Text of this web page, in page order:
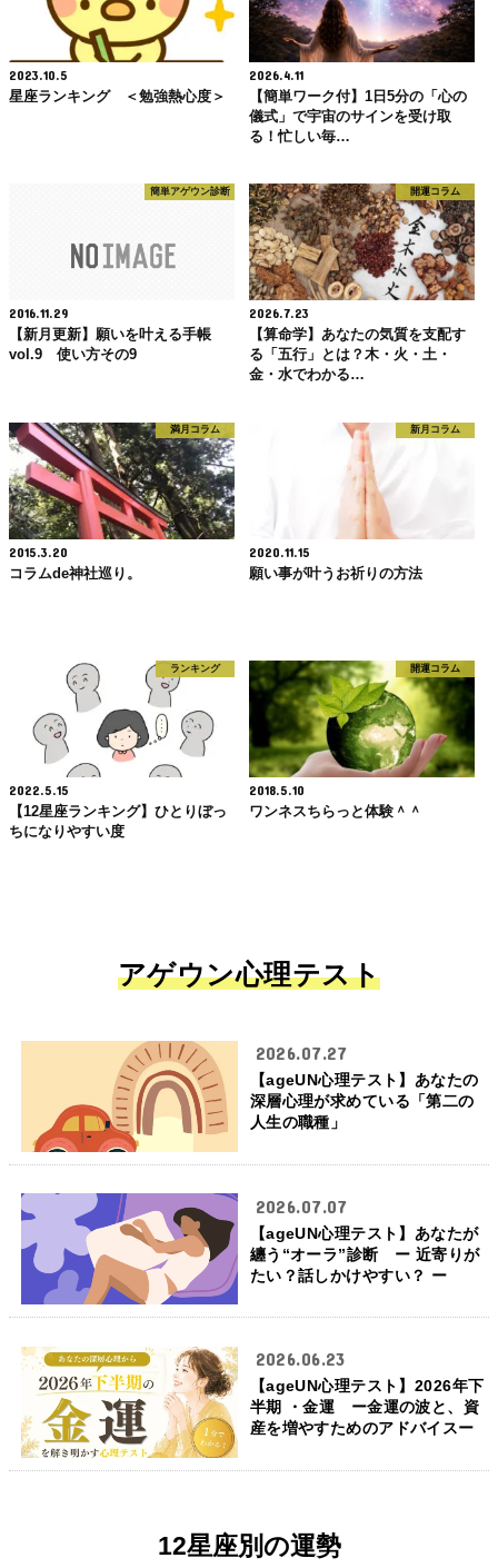
2023.10.5
星座ランキング ＜勉強熱心度＞
2026.4.11
【簡単ワーク付】1日5分の「心の
儀式」で宇宙のサインを受け取
る！忙しい毎…
簡単アゲウン診断
2016.11.29
【新月更新】願いを叶える手帳
vol.9 使い方その9
開運コラム
2026.7.23
【算命学】あなたの気質を支配す
る「五行」とは？木・火・土・
金・水でわかる…
満月コラム
2015.3.20
コラムde神社巡り。
新月コラム
2020.11.15
願い事が叶うお祈りの方法
ランキング
2022.5.15
【12星座ランキング】ひとりぼっ
ちになりやすい度
開運コラム
2018.5.10
ワンネスちらっと体験＾＾
アゲウン心理テスト
2026.07.27
【ageUN心理テスト】あなたの
深層心理が求めている「第二の
人生の職種」
2026.07.07
【ageUN心理テスト】あなたが
纏う“オーラ”診断 ー 近寄りが
たい？話しかけやすい？ ー
2026.06.23
【ageUN心理テスト】2026年下
半期 ・金運 ー金運の波と、資
産を増やすためのアドバイスー
12星座別の運勢